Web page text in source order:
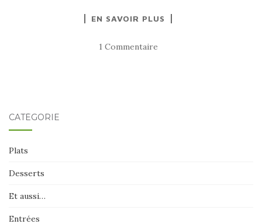
EN SAVOIR PLUS
1 Commentaire
CATÉGORIE
Plats
Desserts
Et aussi…
Entrées